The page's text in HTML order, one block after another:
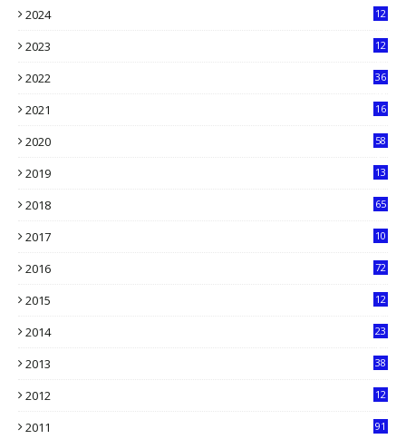
2024
12
2023
12
2022
36
2021
16
2020
58
2019
13
2018 65
2017 10
2016
72
2015
12
2014
23
2013
38
2012
12
2011 91